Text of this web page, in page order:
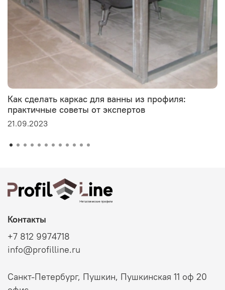
Как сделать каркас для ванны из профиля:
практичные советы от экспертов
21.09.2023
Контакты
+7 812 9974718
info@profilline.ru
Санкт-Петербург, Пушкин, Пушкинская 11 оф 20